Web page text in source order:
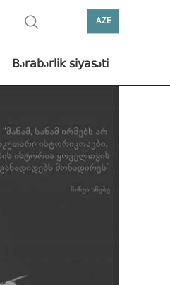
AZE
Bərabərlik siyasəti